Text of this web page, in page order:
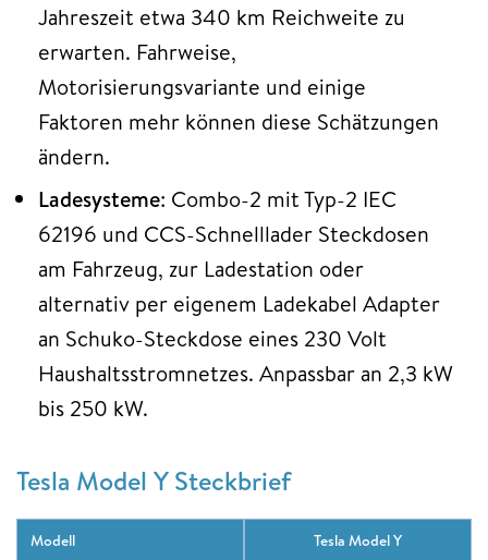
Jahreszeit etwa 340 km Reichweite zu
erwarten. Fahrweise,
Motorisierungsvariante und einige
Faktoren mehr können diese Schätzungen
ändern.
Ladesysteme: Combo-2 mit Typ-2 IEC
62196 und CCS-Schnelllader Steckdosen
am Fahrzeug, zur Ladestation oder
alternativ per eigenem Ladekabel Adapter
an Schuko-Steckdose eines 230 Volt
Haushaltsstromnetzes. Anpassbar an 2,3 kW
bis 250 kW.
Tesla Model Y Steckbrief
Modell
Tesla Model Y